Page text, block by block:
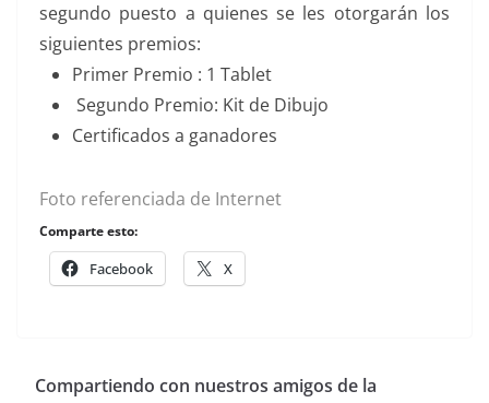
segundo puesto a quienes se les otorgarán los
siguientes premios:
Primer Premio : 1 Tablet
Segundo Premio: Kit de Dibujo
Certificados a ganadores
Foto referenciada de Internet
Comparte esto:
Facebook X
Compartiendo con nuestros amigos de la